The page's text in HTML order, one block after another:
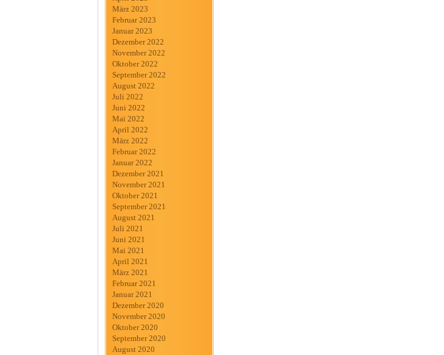
März 2023
Februar 2023
Januar 2023
Dezember 2022
November 2022
Oktober 2022
September 2022
August 2022
Juli 2022
Juni 2022
Mai 2022
April 2022
März 2022
Februar 2022
Januar 2022
Dezember 2021
November 2021
Oktober 2021
September 2021
August 2021
Juli 2021
Juni 2021
Mai 2021
April 2021
März 2021
Februar 2021
Januar 2021
Dezember 2020
November 2020
Oktober 2020
September 2020
August 2020